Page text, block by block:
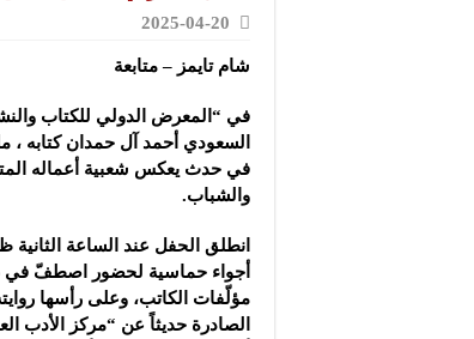
موقع “نيوز
شركة “قمم
2025-04-20
شام تايمز – متابعة
في “المعرض الدولي للكتاب
السعودي أحمد آل حمدان كتابه ،
في حدث يعكس شعبية أعماله
والشباب.
انطلق الحفل عند الساعة
أجواء حماسية لحضور اصطفّ في
مؤلّفات الكاتب، وعلى رأسها
الصادرة حديثاً عن “مركز الأدب